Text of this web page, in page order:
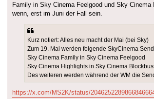
Family in Sky Cinema Feelgood und Sky
wenn, erst im Juni der Fall sein.
Kurz notiert: Alles neu macht der Mai (bei Sky)
Zum 19. Mai werden folgende SkyCinema
Sky Cinema Family in Sky Cinema Feelgood
Sky Cinema Highlights in Sky Cinema
Des weiteren werden während der WM die
https://x.com/MS2K/status/